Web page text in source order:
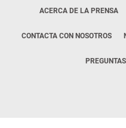
ACERCA DE LA PRENSA
CONTACTA CON NOSOTROS